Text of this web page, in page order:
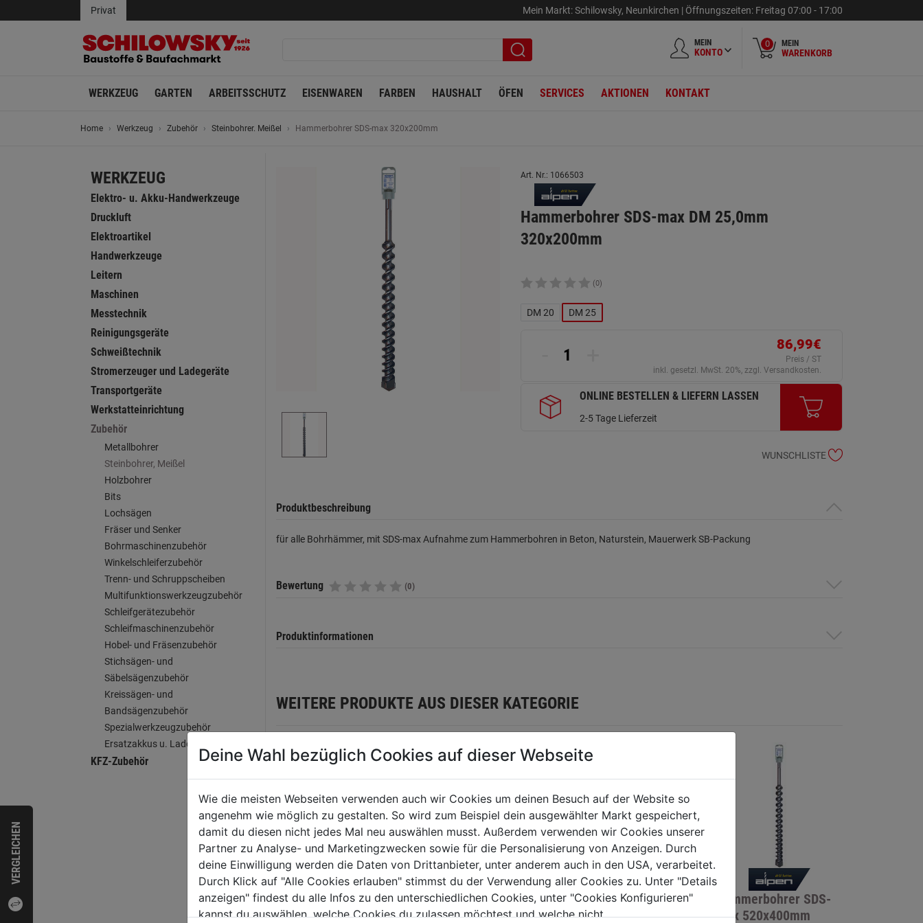
VERGLEICHEN
Privat Mein Markt:Schilowsky, Neunkirchen | Öffnungszeiten: Freitag 07:00 - 17:00
MEIN
KONTO
0 MEIN
WARENKORB
WERKZEUG GARTEN ARBEITSSCHUTZ EISENWAREN FARBEN HAUSHALT ÖFEN SERVICES AKTIONEN KONTAKT
Home Werkzeug Zubehör Steinbohrer. Meißel Hammerbohrer SDS-max 320x200mm
WERKZEUG
Elektro- u. Akku-Handwerkzeuge
Druckluft
Elektroartikel
Handwerkzeuge
Leitern
Maschinen
Messtechnik
Reinigungsgeräte
Schweißtechnik
Stromerzeuger und Ladegeräte
Transportgeräte
Werkstatteinrichtung
Zubehör
Metallbohrer
Steinbohrer, Meißel
Holzbohrer
Bits
Lochsägen
Fräser und Senker
Bohrmaschinenzubehör
Winkelschleiferzubehör
Trenn- und Schruppscheiben
Multifunktionswerkzeugzubehör
Schleifgerätezubehör
Schleifmaschinenzubehör
Hobel- und Fräsenzubehör
Stichsägen- und
Säbelsägenzubehör
Kreissägen- und
Bandsägenzubehör
Spezialwerkzeugzubehör
Ersatzakkus u. Ladegeräte
KFZ-Zubehör
Art. Nr.: 1066503
Hammerbohrer SDS-max DM 25,0mm
320x200mm
(0)
DM 20 DM 25
86,99€
Preis / ST
inkl. gesetzl. MwSt. 20%, zzgl. Versandkosten.
ONLINE BESTELLEN & LIEFERN LASSEN
2-5 Tage Lieferzeit
WUNSCHLISTE
Produktbeschreibung
für alle Bohrhämmer, mit SDS-max Aufnahme zum Hammerbohren in Beton, Naturstein, Mauerwerk SB-Packung
Bewertung (0)
Produktinformationen
WEITERE PRODUKTE AUS DIESER KATEGORIE
Meißel SDS-max CP
Spat 380x50mm
Hammerbohrer SDS-
plus Force X 4-
Hammerbohrer SDS-
plus MX4 8x115 mm
Hammerbohrer SDS-
max 520x400mm
Deine Wahl bezüglich Cookies auf dieser Webseite
Wie die meisten Webseiten verwenden auch wir Cookies um deinen Besuch auf der Website so
angenehm wie möglich zu gestalten. So wird zum Beispiel dein ausgewählter Markt gespeichert,
damit du diesen nicht jedes Mal neu auswählen musst. Außerdem verwenden wir Cookies unserer
Partner zu Analyse- und Marketingzwecken sowie für die Personalisierung von Anzeigen. Durch
deine Einwilligung werden die Daten von Drittanbieter, unter anderem auch in den USA, verarbeitet.
Durch Klick auf "Alle Cookies erlauben" stimmst du der Verwendung aller Cookies zu. Unter "Details
anzeigen" findest du alle Infos zu den unterschiedlichen Cookies, unter "Cookies Konfigurieren"
kannst du auswählen, welche Cookies du zulassen möchtest und welche nicht.